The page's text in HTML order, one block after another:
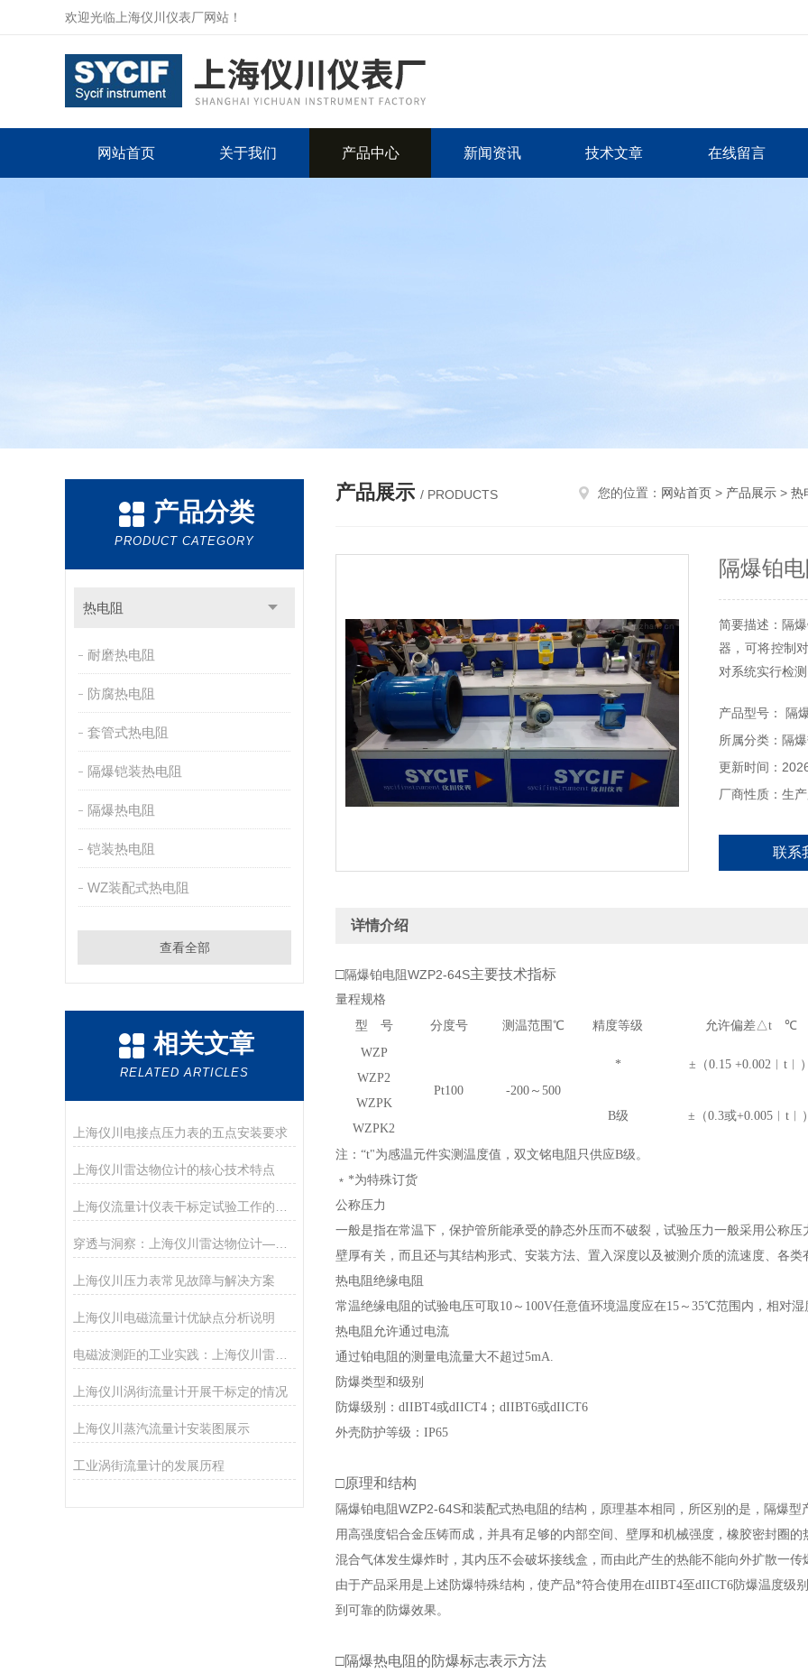
欢迎光临上海仪川仪表厂网站！
网站首页 关于我们 产品中心 新闻资讯 技术文章 在线留言
产品分类
PRODUCT CATEGORY
热电阻
耐磨热电阻
防腐热电阻
套管式热电阻
隔爆铠装热电阻
隔爆热电阻
铠装热电阻
WZ装配式热电阻
查看全部
相关文章
RELATED ARTICLES
上海仪川电接点压力表的五点安装要求
上海仪川雷达物位计的核心技术特点
穿透与洞察：上海仪川雷达物位计——现代工业的“液位之眼”
上海仪川压力表常见故障与解决方案
上海仪川电磁流量计优缺点分析说明
上海仪川涡街流量计开展干标定的情况
上海仪川蒸汽流量计安装图展示
工业涡街流量计的发展历程
产品展示 / PRODUCTS 您的位置： 网站首页 > 产品展示 > 热
隔爆铂
简要描述：隔
器，可将控制
对系统实行检
通的铂电阻非
用隔爆热电阻
dIICT6温度组
产品型号： 隔
所属分类：隔
更新时间：
厂商性质：生
联系
详情介绍
□隔爆铂电阻WZP2-64S主要技术指标
量程规格
型 号
分度号 测温范围 ℃ 精度等级 允许偏差△t ℃
WZP
WZP2
WZPK
WZPK2
Pt100 -200～500
* ±（0.15 +0.002︱t︱
B级 ±（0.3或+0.005︱t︱
注：“t"为感温元件实测温度值，双文铭电阻只供应B级。
﹡*为特殊订货
公称压力
一般是指在常温下，保护管所能承受的静态外压而不破裂，试验压力一般采用公称
壁厚有关，而且还与其结构形式、安装方法、置入深度以及被测介质的流速度、各类
热电阻绝缘电阻
常温绝缘电阻的试验电压可取10 ～ 100V任意值环境温度应在15 ～ 35℃范围内，相对湿
热电阻允许通过电流
通过铂电阻的测量电流量大不超过5mA.
防爆类型和级别
防爆级别： dIIBT4或dIICT4；dIIBT6或dIICT6
外壳防护等级：IP65
□原理和结构
隔爆铂电阻WZP2-64S和装配式热电阻的结构，原理基本相同，所区别的是，隔爆
用高强度铝合金压铸而成，并具有足够的内部空间、壁厚和机械强度，橡胶密封圈
混合气体发生爆炸时，其内压不会破坏接线盒，而由此产生的热能不能向外扩散一传
由于产品采用是上述防爆特殊结构，使产品*符合使用在dIIBT4至dIICT6防爆温度级
到可靠的防爆效果。
□隔爆热电阻的防爆标志表示方法